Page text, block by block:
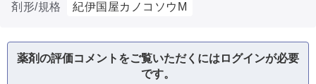
剤形/規格
紀伊国屋カノコソウM
薬剤の評価コメントをご覧いただくにはログインが必要
です。